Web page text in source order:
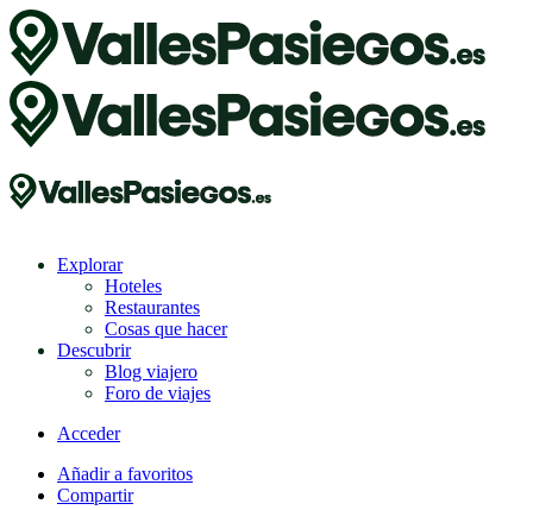
Explorar
Hoteles
Restaurantes
Cosas que hacer
Descubrir
Blog viajero
Foro de viajes
Acceder
Añadir a favoritos
Compartir